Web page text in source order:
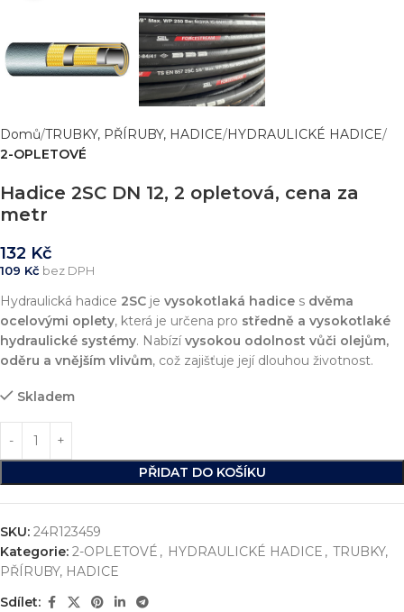
Domů TRUBKY, PŘÍRUBY, HADICE HYDRAULICKÉ HADICE
2-OPLETOVÉ
Hadice 2SC DN 12, 2 opletová, cena za
metr
132 Kč
109 Kč bez DPH
Hydraulická hadice 2SC je vysokotlaká hadice s dvěma
ocelovými oplety, která je určena pro středně a vysokotlaké
hydraulické systémy. Nabízívysokou odolnost vůči olejům,
oděru a vnějším vlivům, což zajišťuje její dlouhou životnost.
Skladem
PŘIDAT DO KOŠÍKU
SKU: 24R123459
Kategorie: 2-OPLETOVÉ , HYDRAULICKÉ HADICE , TRUBKY,
PŘÍRUBY, HADICE
Sdílet: